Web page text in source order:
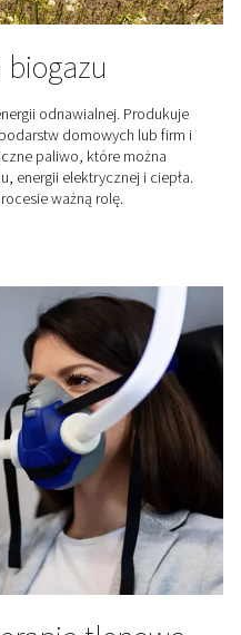
soldering
are the foundation of
soldering is critical to
PPNG HE, you
an inert atmosphere that
superior soldering